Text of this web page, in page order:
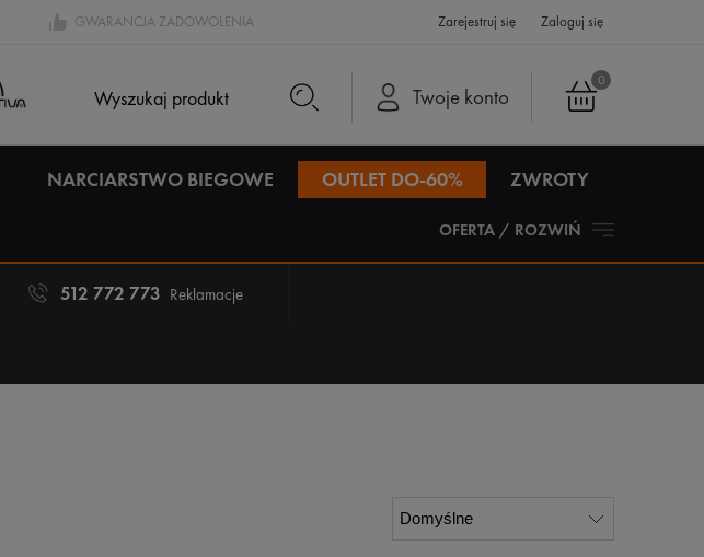
GWARANCJA ZADOWOLENIA Zarejestruj się Zaloguj się
0
Twoje konto
NARCIARSTWO BIEGOWE OUTLET DO-60% ZWROTY
OFERTA / ROZWIŃ
512 772 773 Reklamacje